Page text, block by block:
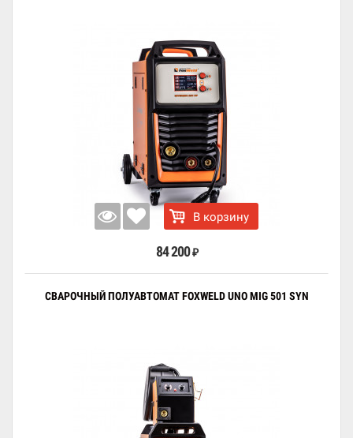
В корзину
84 200 ₽
СВАРОЧНЫЙ ПОЛУАВТОМАТ FOXWELD UNO MIG 501 SYN